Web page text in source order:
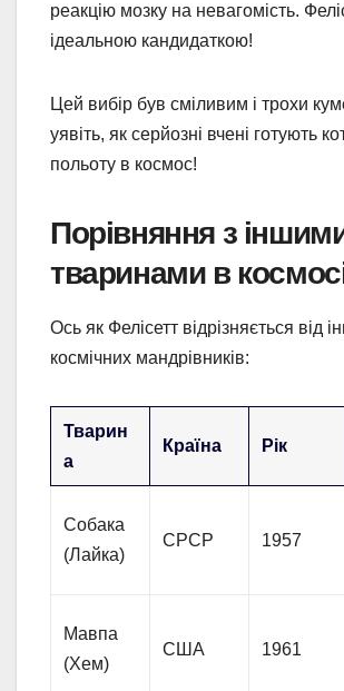
реакцію мозку на невагомість.
ідеальною кандидаткою!
Цей вибір був сміливим і трохи
уявіть, як серйозні вчені готують
польоту в космос!
Порівняння з
тваринами в
Ось як Фелісетт відрізняється від
космічних мандрівників:
Тварин
а
Країна Рік
Собака
(Лайка)
СРСР 1957
Мавпа
(Хем)
США 1961